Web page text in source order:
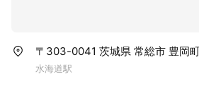
〒303-0041 茨城県 常総市 豊岡
水海道駅